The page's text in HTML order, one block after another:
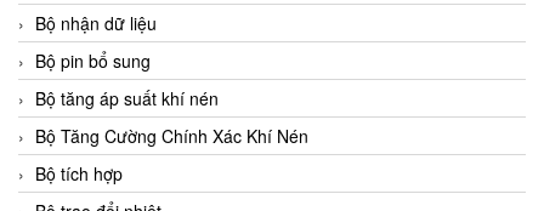
Bộ nhận dữ liệu
Bộ pin bổ sung
Bộ tăng áp suất khí nén
Bộ Tăng Cường Chính Xác Khí Nén
Bộ tích hợp